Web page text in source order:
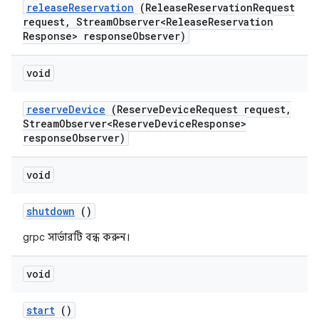
releaseReservation (ReleaseReservationRequest
request, StreamObserver<ReleaseReservation
Response> responseObserver)
void
reserveDevice (ReserveDeviceRequest request,
StreamObserver<ReserveDeviceResponse>
responseObserver)
void
shutdown ()
grpc সার্ভারটি বন্ধ করুন।
void
start ()